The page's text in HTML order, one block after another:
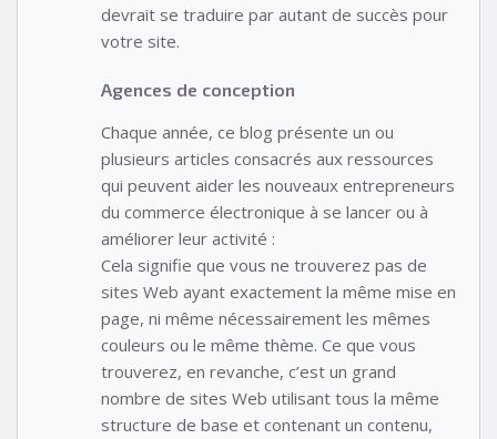
devrait se traduire par autant de succès pour
votre site.
Agences de conception
Chaque année, ce blog présente un ou
plusieurs articles consacrés aux ressources
qui peuvent aider les nouveaux entrepreneurs
du commerce électronique à se lancer ou à
améliorer leur activité :
Cela signifie que vous ne trouverez pas de
sites Web ayant exactement la même mise en
page, ni même nécessairement les mêmes
couleurs ou le même thème. Ce que vous
trouverez, en revanche, c’est un grand
nombre de sites Web utilisant tous la même
structure de base et contenant un contenu,